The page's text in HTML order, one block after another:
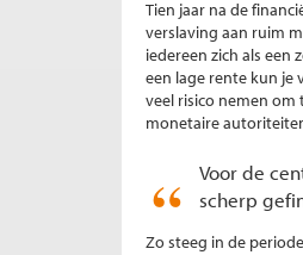
Tien jaar na de
verslaving aan ruim
iedereen zich als
een lage rente kun je
veel risico nemen
monetaire
Voor de
scherp
Zo steeg in de